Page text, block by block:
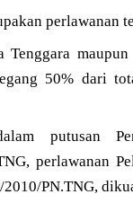
perlawanan
Tenggara
50% dari
putusan
perlawanan
2010/PN.TNG,